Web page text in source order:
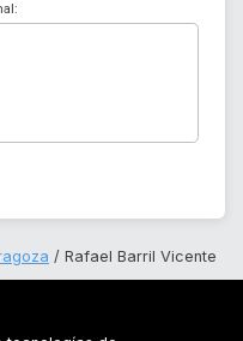
Rafael Barril Vicente